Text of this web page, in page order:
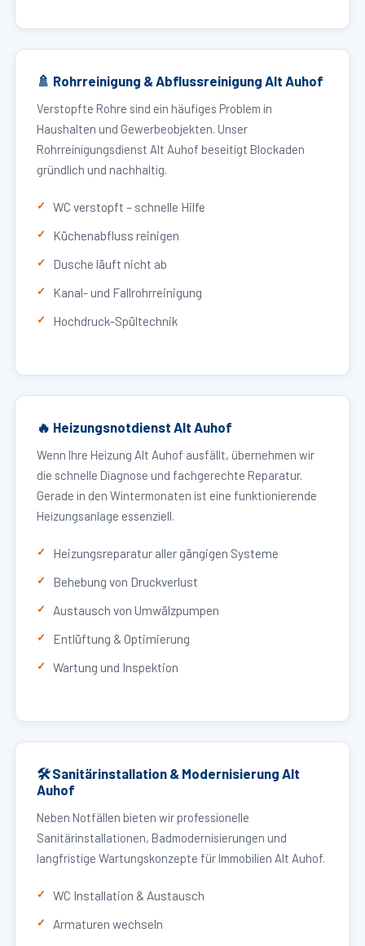
🚿 Rohrreinigung & Abflussreinigung Alt Auhof
Verstopfte Rohre sind ein häufiges Problem in
Haushalten und Gewerbeobjekten. Unser
Rohrreinigungsdienst Alt Auhof beseitigt Blockaden
gründlich und nachhaltig.
WC verstopft – schnelle Hilfe
Küchenabfluss reinigen
Dusche läuft nicht ab
Kanal- und Fallrohrreinigung
Hochdruck-Spültechnik
🔥 Heizungsnotdienst Alt Auhof
Wenn Ihre Heizung Alt Auhof ausfällt, übernehmen wir
die schnelle Diagnose und fachgerechte Reparatur.
Gerade in den Wintermonaten ist eine funktionierende
Heizungsanlage essenziell.
Heizungsreparatur aller gängigen Systeme
Behebung von Druckverlust
Austausch von Umwälzpumpen
Entlüftung & Optimierung
Wartung und Inspektion
🛠 Sanitärinstallation & Modernisierung Alt
Auhof
Neben Notfällen bieten wir professionelle
Sanitärinstallationen, Badmodernisierungen und
langfristige Wartungskonzepte für Immobilien Alt Auhof.
WC Installation & Austausch
Armaturen wechseln